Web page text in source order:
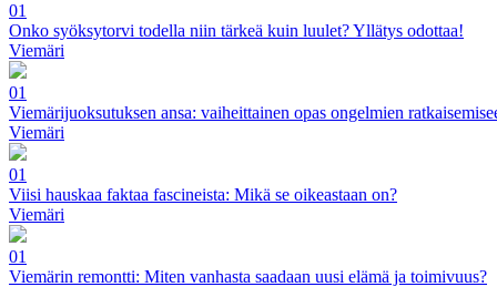
01
Onko syöksytorvi todella niin tärkeä kuin luulet? Yllätys odottaa!
Viemäri
01
Viemärijuoksutuksen ansa: vaiheittainen opas ongelmien
Viemäri
01
Viisi hauskaa faktaa fascineista: Mikä se oikeastaan on?
Viemäri
01
Viemärin remontti: Miten vanhasta saadaan uusi elämä ja toimivuus?